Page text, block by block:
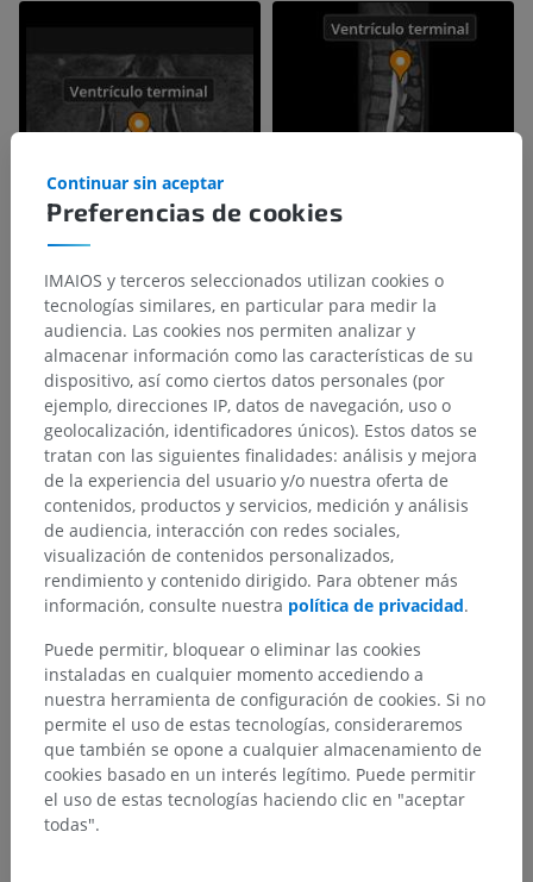
Jerarquía anatómica
Anatomía humana 1
Neuroanatomía humana
Sistema nervioso central
Preferencias de cookies
Continuar sin aceptar
IMAIOS y terceros seleccionados utilizan cookies o
tecnologías similares, en particular para medir la
audiencia. Las cookies nos permiten analizar y
almacenar información como las características de su
dispositivo, así como ciertos datos personales (por
ejemplo, direcciones IP, datos de navegación, uso o
geolocalización, identificadores únicos). Estos datos se
tratan con las siguientes finalidades: análisis y mejora
de la experiencia del usuario y/o nuestra oferta de
contenidos, productos y servicios, medición y análisis
de audiencia, interacción con redes sociales,
visualización de contenidos personalizados,
rendimiento y contenido dirigido. Para obtener más
información, consulte nuestra política de privacidad.
Puede permitir, bloquear o eliminar las cookies
instaladas en cualquier momento accediendo a
nuestra herramienta de configuración de cookies. Si no
permite el uso de estas tecnologías, consideraremos
que también se opone a cualquier almacenamiento de
cookies basado en un interés legítimo. Puede permitir
el uso de estas tecnologías haciendo clic en "aceptar
todas".